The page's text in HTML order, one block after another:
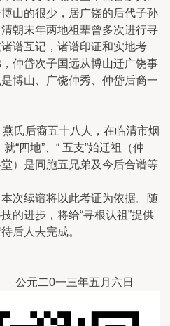
山的很少，居广饶的后代子孙
朝末年两地祖辈曾多次进行寻
谱互记，诸谱印证和实地考
仲岱次子国远从博山迁广饶事
博山、广饶仲秀、仲岱后裔一
后裔五十八人，在临清市烟
“四地”、“ 五支”始迁祖（仲
）是同胞五兄弟及今后合谱等
续谱将以此考证为依据。随
的进步，将给“寻根认祖”提供
后人去完成。
年五月六日